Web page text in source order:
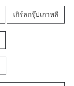
เกิร์ลกรุ๊ปเกาหลี